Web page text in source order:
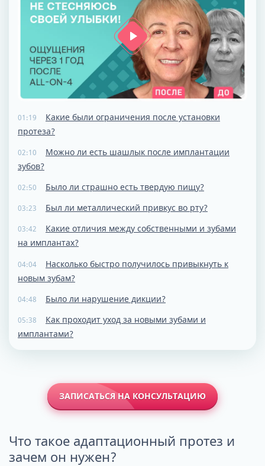
01:19
Какие были ограничения после установки
протеза?
02:10
Можно ли есть шашлык после имплантации
зубов?
02:50 Было ли страшно есть твердую пищу?
03:23 Был ли металлический привкус во рту?
03:42
Какие отличия между собственными и зубами
на имплантах?
04:04
Насколько быстро получилось привыкнуть к
новым зубам?
04:48 Было ли нарушение дикции?
05:38
Как проходит уход за новыми зубами и
имплантами?
ЗАПИСАТЬСЯ НА КОНСУЛЬТАЦИЮ
Что такое адаптационный протез и
зачем он нужен?